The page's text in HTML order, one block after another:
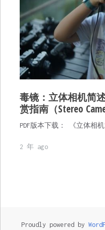
毒镜：立体相机简
赏指南（Stereo
PDF版本下载： 《立体相
2 年 ago
Proudly powered by